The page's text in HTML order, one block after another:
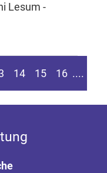
Lesum -
14 15 16 ....